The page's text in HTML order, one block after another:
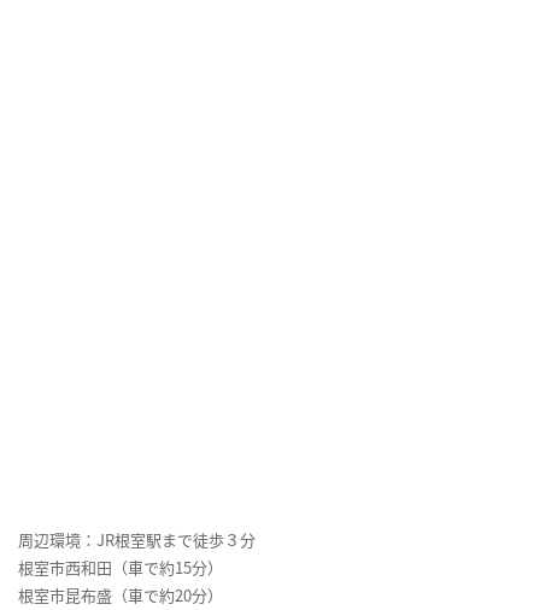
周辺環境：JR根室駅まで徒歩３分
根室市西和田（車で約15分）
根室市昆布盛（車で約20分）